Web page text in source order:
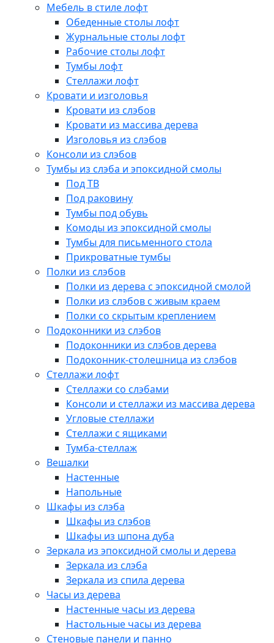
Мебель в стиле лофт
Обеденные столы лофт
Журнальные столы лофт
Рабочие столы лофт
Тумбы лофт
Стеллажи лофт
Кровати и изголовья
Кровати из слэбов
Кровати из массива дерева
Изголовья из слэбов
Консоли из слэбов
Тумбы из слэба и эпоксидной смолы
Под ТВ
Под раковину
Тумбы под обувь
Комоды из эпоксидной смолы
Тумбы для письменного стола
Прикроватные тумбы
Полки из слэбов
Полки из дерева с эпоксидной смолой
Полки из слэбов с живым краем
Полки со скрытым креплением
Подоконники из слэбов
Подоконники из слэбов дерева
Подоконник-столешница из слэбов
Стеллажи лофт
Стеллажи со слэбами
Консоли и стеллажи из массива дерева
Угловые стеллажи
Стеллажи с ящиками
Тумба-стеллаж
Вешалки
Настенные
Напольные
Шкафы из слэба
Шкафы из слэбов
Шкафы из шпона дуба
Зеркала из эпоксидной смолы и дерева
Зеркала из слэба
Зеркала из спила дерева
Часы из дерева
Настенные часы из дерева
Настольные часы из дерева
Стеновые панели и панно